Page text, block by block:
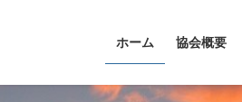
ホーム 協会概要